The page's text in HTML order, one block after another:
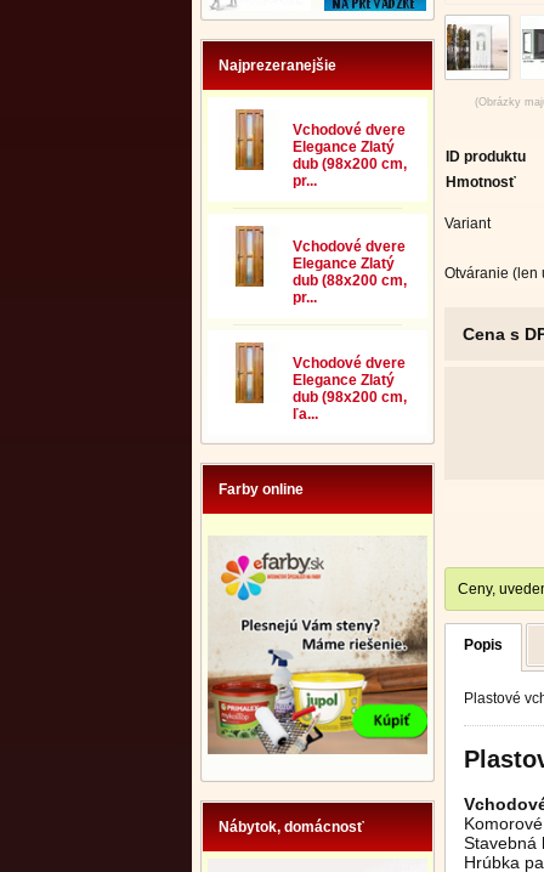
Najprezeranejšie
Vchodové dvere
Elegance Zlatý
dub (98x200 cm,
pr...
Vchodové dvere
Elegance Zlatý
dub (88x200 cm,
pr...
Vchodové dvere
Elegance Zlatý
dub (98x200 cm,
ľa...
Farby online
Nábytok, domácnosť
(Obrázky
ID produktu
Hmotnosť
Variant
Otváranie (len
Cena s
Ceny,
Popis
Plastové
Stavebná
Hrúbka